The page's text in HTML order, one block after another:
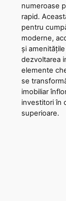
numeroase
rapid.
pentru
moderne,
și
dezvoltarea
elemente
se
imobiliar
investitori în
superioare.